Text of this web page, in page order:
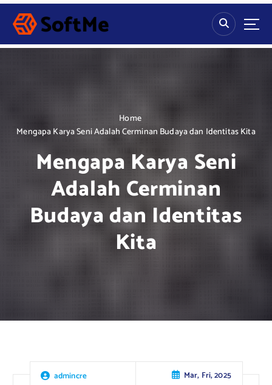
S
p
Home
Mengapa Karya Seni Adalah Cerminan Budaya dan Identitas Kita
Mengapa Karya Seni
Adalah Cerminan
Budaya dan Identitas
Kita
admincre Mar, Fri, 2025